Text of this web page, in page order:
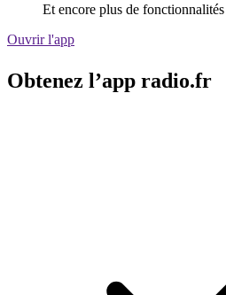
Et encore plus de fonctionnalités
Ouvrir l'app
Obtenez l’app